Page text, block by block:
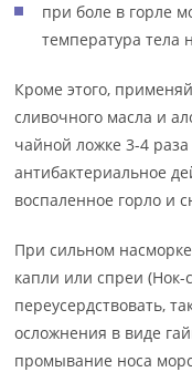
при боле в горле
температура тела
Кроме этого,
сливочного масла и
чайной ложке 3-4 раза
антибактериальное
воспаленное горло и
При сильном
капли или спреи
переусердствовать,
осложнения в виде
промывание носа